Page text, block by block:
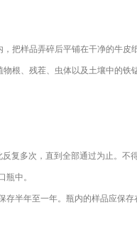
把样品弄碎后平铺在干净的牛皮
根、残茬、虫体以及土壤中的铁
多次，直到全部通过为止。不
瓶中。
半年至一年。瓶内的样品应保